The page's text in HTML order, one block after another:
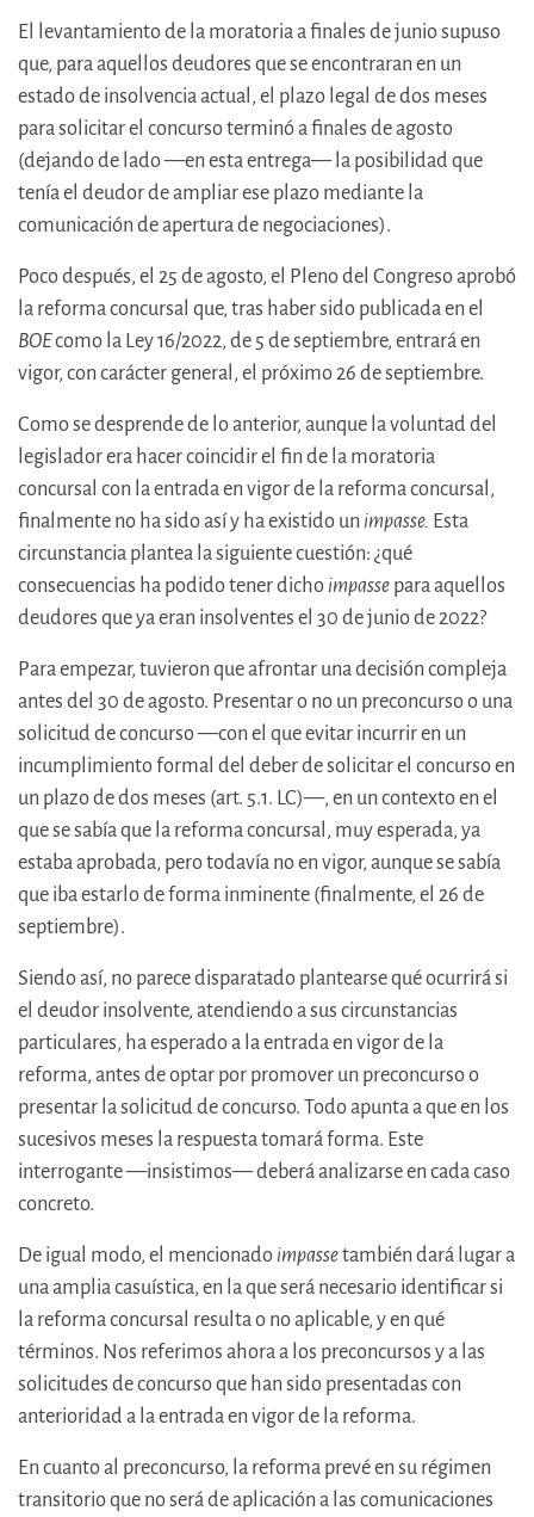
El levantamiento de la moratoria a finales de junio supuso
que, para aquellos deudores que se encontraran en un
estado de insolvencia actual, el plazo legal de dos meses
para solicitar el concurso terminó a finales de agosto
(dejando de lado —en esta entrega— la posibilidad que
tenía el deudor de ampliar ese plazo mediante la
comunicación de apertura de negociaciones).
Poco después, el 25 de agosto, el Pleno del Congreso aprobó
la reforma concursal que, tras haber sido publicada en el
BOEcomo la Ley 16/2022, de 5 de septiembre, entrará en
vigor, con carácter general, el próximo 26 de septiembre.
Como se desprende de lo anterior, aunque la voluntad del
legislador era hacer coincidir el fin de la moratoria
concursal con la entrada en vigor de la reforma concursal,
finalmente no ha sido así y ha existido un impasse. Esta
circunstancia plantea la siguiente cuestión: ¿qué
consecuencias ha podido tener dicho impasse para aquellos
deudores que ya eran insolventes el 30 de junio de 2022?
Para empezar, tuvieron que afrontar una decisión compleja
antes del 30 de agosto. Presentar o no un preconcurso o una
solicitud de concurso —con el que evitar incurrir en un
incumplimiento formal del deber de solicitar el concurso en
un plazo de dos meses (art. 5.1. LC)—, en un contexto en el
que se sabía que la reforma concursal, muy esperada, ya
estaba aprobada, pero todavía no en vigor, aunque se sabía
que iba estarlo de forma inminente (finalmente, el 26 de
septiembre).
Siendo así, no parece disparatado plantearse qué ocurrirá si
el deudor insolvente, atendiendo a sus circunstancias
particulares, ha esperado a la entrada en vigor de la
reforma, antes de optar por promover un preconcurso o
presentar la solicitud de concurso. Todo apunta a que en los
sucesivos meses la respuesta tomará forma. Este
interrogante —insistimos— deberá analizarse en cada caso
concreto.
De igual modo, el mencionado impassetambién dará lugar a
una amplia casuística, en la que será necesario identificar si
la reforma concursal resulta o no aplicable, y en qué
términos. Nos referimos ahora a los preconcursos y a las
solicitudes de concurso que han sido presentadas con
anterioridad a la entrada en vigor de la reforma.
En cuanto al preconcurso, la reforma prevé en su régimen
transitorio que no será de aplicación a las comunicaciones